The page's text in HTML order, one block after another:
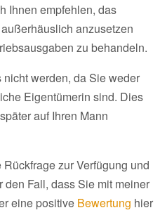
Ihnen empfehlen, das
anzusetzen
zu behandeln.
werden, da Sie weder
Eigentümerin sind. Dies
auf Ihren Mann
zur Verfügung und
Fall, dass Sie mit meiner
eine positive Bewertung hier